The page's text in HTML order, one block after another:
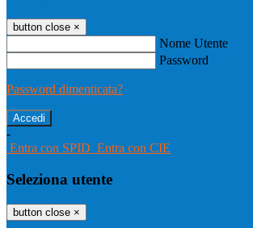
button close ×
Nome Utente
Password
Password dimenticata?
-
Entra con SPID Entra con CIE
Seleziona utente
button close ×